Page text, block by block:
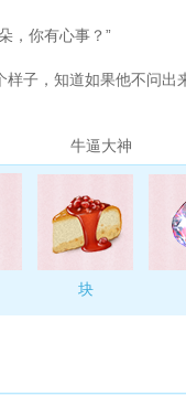
，你有心事？”
子，知道如果他不问出
我现在很苦恼。”乔朵
一些没用的事，.....
牛逼大神
块